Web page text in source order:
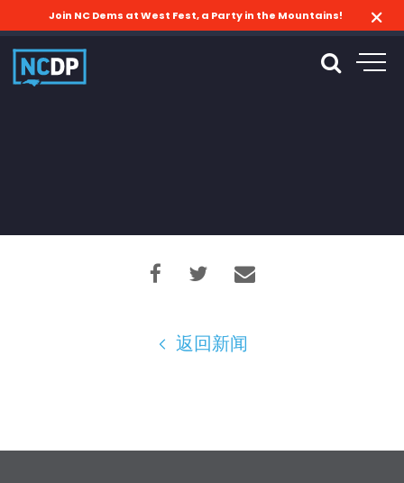
Join NC Dems at West Fest, a Party in the Mountains!
返回新闻